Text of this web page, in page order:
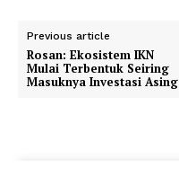
Previous article
Rosan: Ekosistem IKN
Mulai Terbentuk Seiring
Masuknya Investasi Asing